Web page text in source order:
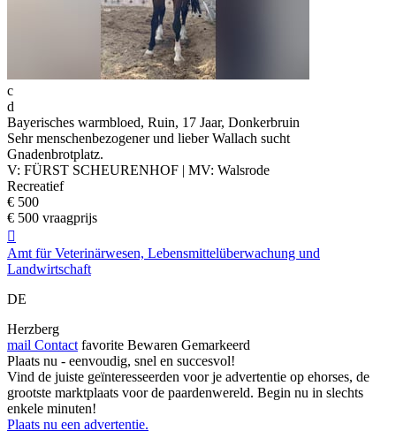
c
d
Bayerisches warmbloed, Ruin, 17 Jaar, Donkerbruin
Sehr menschenbezogener und lieber Wallach sucht
Gnadenbrotplatz.
V: FÜRST SCHEURENHOF | MV: Walsrode
Recreatief
€ 500
€ 500 vraagprijs

Amt für Veterinärwesen, Lebensmittelüberwachung und
Landwirtschaft
DE
Herzberg
mail Contact favorite Bewaren Gemarkeerd
Plaats nu - eenvoudig, snel en succesvol!
Vind de juiste geïnteresseerden voor je advertentie op ehorses, de
grootste marktplaats voor de paardenwereld. Begin nu in slechts
enkele minuten!
Plaats nu een advertentie.